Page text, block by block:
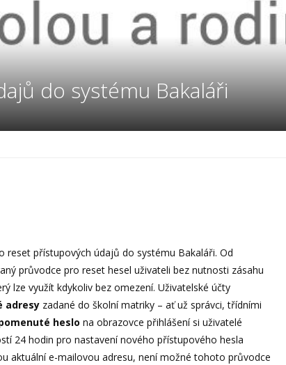
do systému Bakaláři
reset přístupových údajů do systému Bakaláři. Od
průvodce pro reset hesel uživateli bez nutnosti zásahu
lze využít kdykoliv bez omezení. Uživatelské účty
adresy zadané do školní matriky – ať už správci, třídními
heslo na obrazovce přihlášení si uživatelé
24 hodin pro nastavení nového přístupového hesla
aktuální e-mailovou adresu, není možné tohoto průvodce